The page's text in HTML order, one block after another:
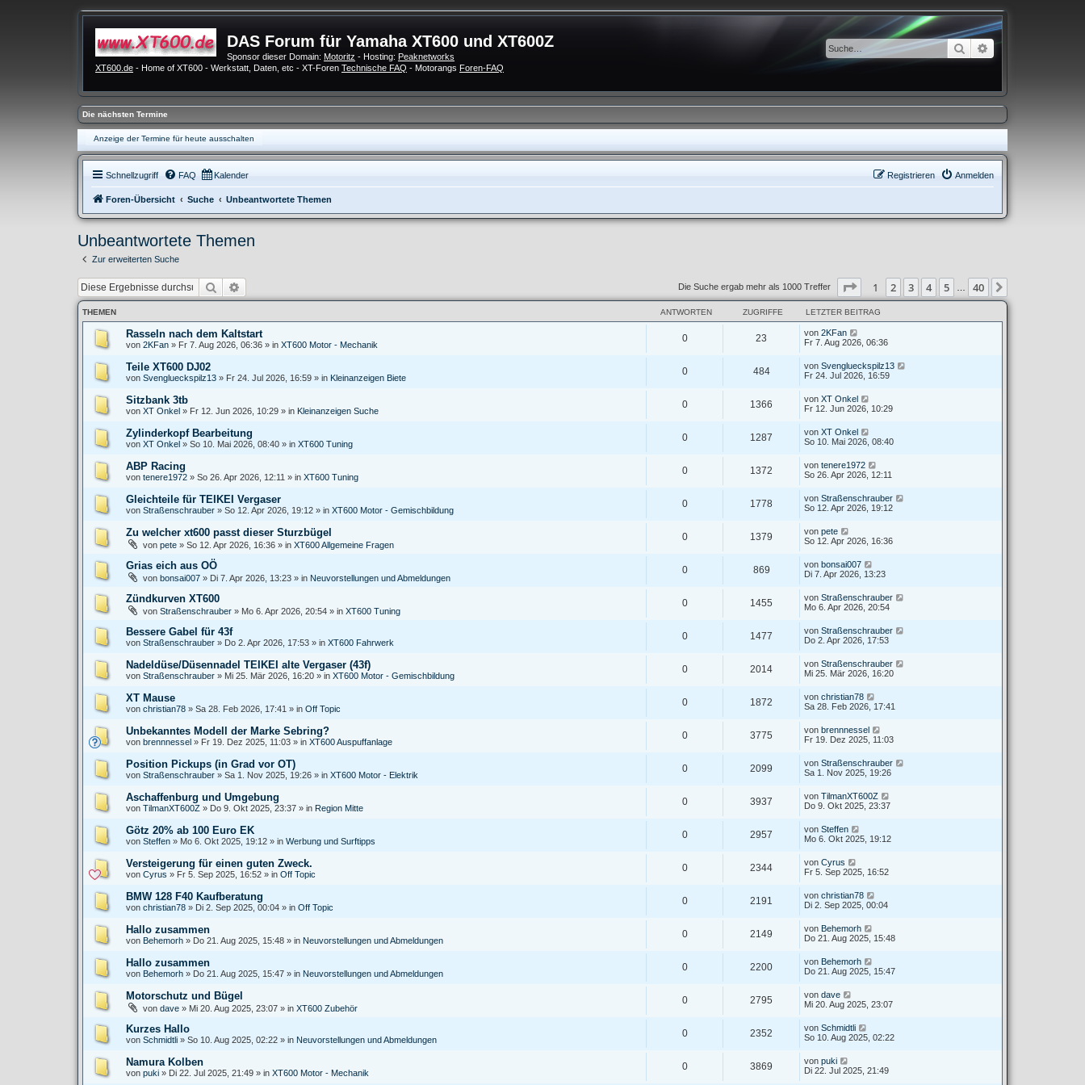
DAS Forum für Yamaha XT600 und XT600Z
Sponsor dieser Domain: Motoritz - Hosting: Peaknetworks
XT600.de - Home of XT600 - Werkstatt, Daten, etc - XT-Foren Technische FAQ - Motorangs Foren-FAQ
Suche Erweiterte Suche
Die nächsten Termine
Anzeige der Termine für heute ausschalten
Schnellzugriff FAQ Kalender Anmelden
Registrieren
Foren-Übersicht Suche Unbeantwortete Themen
Unbeantwortete Themen
Zur erweiterten Suche
Suche Die Suche ergab mehr als 1000 Treffer Seite von40
1 2 3 4 5 40
THEMEN ANTWORTEN ZUGRIFFE LETZTER BEITRAG
Rasseln nach dem Kaltstart
von 2KFan » Fr 7. Aug 2026, 06:36 » in XT600 Motor - Mechanik
0 23 von 2KFan
Fr 7. Aug 2026, 06:36
Teile XT600 DJ02
von Svenglueckspilz13 » Fr 24. Jul 2026, 16:59 » in Kleinanzeigen Biete
0 484 von Svenglueckspilz13
Fr 24. Jul 2026, 16:59
Sitzbank 3tb
von XT Onkel » Fr 12. Jun 2026, 10:29 » in Kleinanzeigen Suche
0 1366 von XT Onkel
Fr 12. Jun 2026, 10:29
Zylinderkopf Bearbeitung
von XT Onkel » So 10. Mai 2026, 08:40 » in XT600 Tuning
0 1287 von XT Onkel
So 10. Mai 2026, 08:40
ABP Racing
von tenere1972 » So 26. Apr 2026, 12:11 » in XT600 Tuning
0 1372 von tenere1972
So 26. Apr 2026, 12:11
Gleichteile für TEIKEI Vergaser
von Straßenschrauber » So 12. Apr 2026, 19:12 » in XT600 Motor - Gemischbildung
0 1778 von Straßenschrauber
So 12. Apr 2026, 19:12
Zu welcher xt600 passt dieser Sturzbügel
von pete » So 12. Apr 2026, 16:36 » in XT600 Allgemeine Fragen
0 1379 von pete
So 12. Apr 2026, 16:36
Grias eich aus OÖ
von bonsai007 » Di 7. Apr 2026, 13:23 » in Neuvorstellungen und Abmeldungen
0 869 von bonsai007
Di 7. Apr 2026, 13:23
Zündkurven XT600
von Straßenschrauber » Mo 6. Apr 2026, 20:54 » in XT600 Tuning
0 1455 von Straßenschrauber
Mo 6. Apr 2026, 20:54
Bessere Gabel für 43f
von Straßenschrauber » Do 2. Apr 2026, 17:53 » in XT600 Fahrwerk
0 1477 von Straßenschrauber
Do 2. Apr 2026, 17:53
Nadeldüse/Düsennadel TEIKEI alte Vergaser (43f)
von Straßenschrauber » Mi 25. Mär 2026, 16:20 » in XT600 Motor - Gemischbildung
0 2014 von Straßenschrauber
Mi 25. Mär 2026, 16:20
XT Mause
von christian78 » Sa 28. Feb 2026, 17:41 » in Off Topic
0 1872 von christian78
Sa 28. Feb 2026, 17:41
Unbekanntes Modell der Marke Sebring?
von brennnessel » Fr 19. Dez 2025, 11:03 » in XT600 Auspuffanlage
0 3775 von brennnessel
Fr 19. Dez 2025, 11:03
Position Pickups (in Grad vor OT)
von Straßenschrauber » Sa 1. Nov 2025, 19:26 » in XT600 Motor - Elektrik
0 2099 von Straßenschrauber
Sa 1. Nov 2025, 19:26
Aschaffenburg und Umgebung
von TilmanXT600Z » Do 9. Okt 2025, 23:37 » in Region Mitte
0 3937 von TilmanXT600Z
Do 9. Okt 2025, 23:37
Götz 20% ab 100 Euro EK
von Steffen » Mo 6. Okt 2025, 19:12 » in Werbung und Surftipps
0 2957 von Steffen
Mo 6. Okt 2025, 19:12
Versteigerung für einen guten Zweck.
von Cyrus » Fr 5. Sep 2025, 16:52 » in Off Topic
0 2344 von Cyrus
Fr 5. Sep 2025, 16:52
BMW 128 F40 Kaufberatung
von christian78 » Di 2. Sep 2025, 00:04 » in Off Topic
0 2191 von christian78
Di 2. Sep 2025, 00:04
Hallo zusammen
von Behemorh » Do 21. Aug 2025, 15:48 » in Neuvorstellungen und Abmeldungen
0 2149 von Behemorh
Do 21. Aug 2025, 15:48
Hallo zusammen
von Behemorh » Do 21. Aug 2025, 15:47 » in Neuvorstellungen und Abmeldungen
0 2200 von Behemorh
Do 21. Aug 2025, 15:47
Motorschutz und Bügel
von dave » Mi 20. Aug 2025, 23:07 » in XT600 Zubehör
0 2795 von dave
Mi 20. Aug 2025, 23:07
Kurzes Hallo
von Schmidtli » So 10. Aug 2025, 02:22 » in Neuvorstellungen und Abmeldungen
0 2352 von Schmidtli
So 10. Aug 2025, 02:22
Namura Kolben
von puki » Di 22. Jul 2025, 21:49 » in XT600 Motor - Mechanik
0 3869 von puki
Di 22. Jul 2025, 21:49